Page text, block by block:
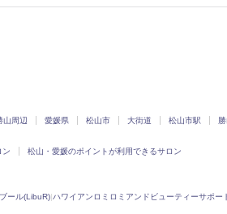
山周辺 愛媛県 松山市 大街道 松山市駅
ン 松山・愛媛のポイントが利用できるサロン
ール(LibuR)|ハワイアンロミロミアンドビューティーサポ